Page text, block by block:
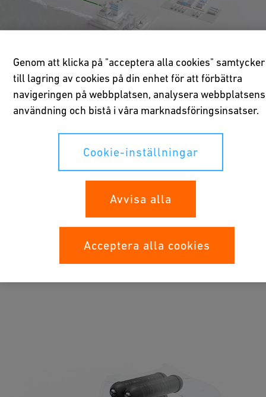
Applikationer
Genom att klicka på "acceptera alla cookies"
till lagring av cookies på din enhet för att förbättra
navigeringen på webbplatsen, analysera webbplatsens
användning och bistå i våra marknadsföringsinsatser.
Cookie-inställningar
Avvisa alla
Acceptera alla cookies